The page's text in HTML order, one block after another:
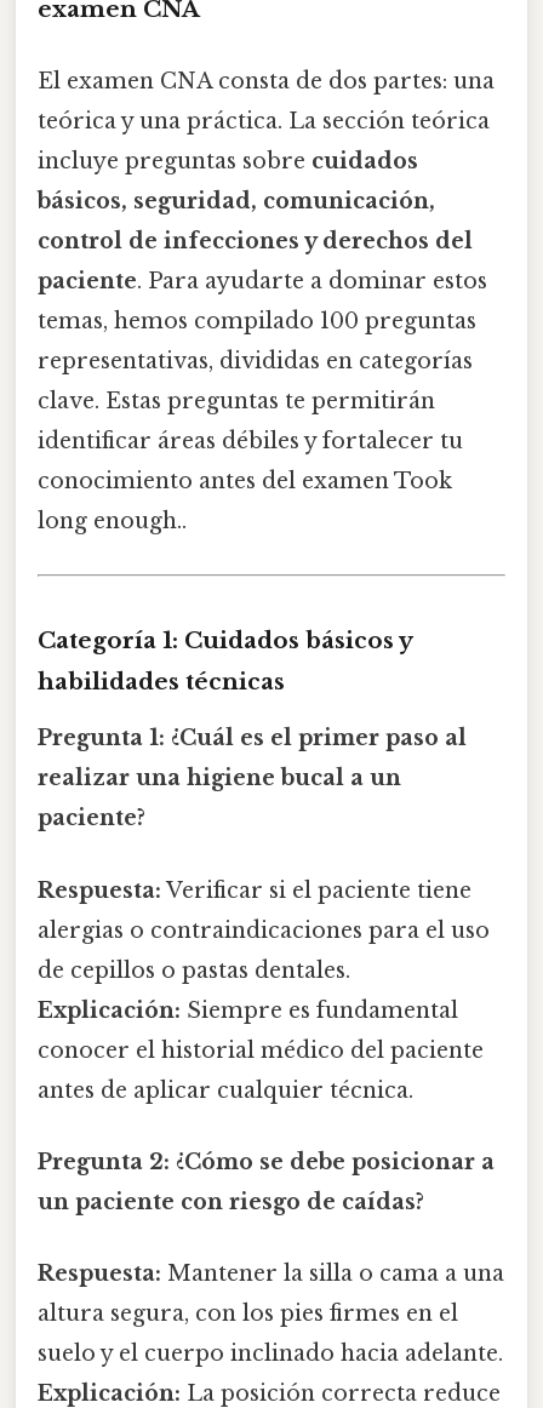
examen CNA
El examen CNA consta de dos partes: una
teórica y una práctica. La sección teórica
incluye preguntas sobre cuidados
básicos, seguridad, comunicación,
control de infecciones y derechos del
paciente. Para ayudarte a dominar estos
temas, hemos compilado 100 preguntas
representativas, divididas en categorías
clave. Estas preguntas te permitirán
identificar áreas débiles y fortalecer tu
conocimiento antes del examen Took
long enough..
Categoría 1: Cuidados básicos y
habilidades técnicas
Pregunta 1: ¿Cuál es el primer paso al
realizar una higiene bucal a un
paciente?
Respuesta: Verificar si el paciente tiene
alergias o contraindicaciones para el uso
de cepillos o pastas dentales.
Explicación: Siempre es fundamental
conocer el historial médico del paciente
antes de aplicar cualquier técnica.
Pregunta 2: ¿Cómo se debe posicionar a
un paciente con riesgo de caídas?
Respuesta: Mantener la silla o cama a una
altura segura, con los pies firmes en el
suelo y el cuerpo inclinado hacia adelante.
Explicación: La posición correcta reduce